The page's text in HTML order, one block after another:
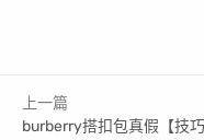
上一篇
burberry搭扣包真假【技巧指南